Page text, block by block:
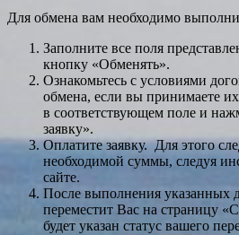
Для обмена вам необходимо
Заполните все поля
кнопку «Обменять».
Ознакомьтесь с условиями
обмена, если вы принимаете
в соответствующем поле и
заявку».
Оплатите заявку. Для этого
необходимой суммы, следуя
сайте.
После выполнения указанных
переместит Вас на страницу
будет указан статус вашего